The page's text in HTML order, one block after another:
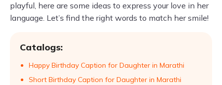
playful, here are some ideas to express your love in her
language. Let’s find the right words to match her smile!
Catalogs:
Happy Birthday Caption for Daughter in Marathi
Short Birthday Caption for Daughter in Marathi